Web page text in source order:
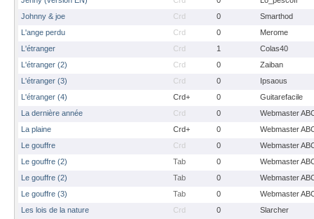
Johnny & joe
Crd 0
Smarthod
L'ange perdu
Crd 0
Merome
L'étranger
Crd 1
Colas40
L'étranger (2)
Crd 0
Zaiban
L'étranger (3)
Crd 0
Ipsaous
L'étranger (4)
Crd+ 0
Guitarefacile
La dernière année
Crd 0
Webmaster
La plaine
Crd+ 0
Webmaster
Le gouffre
Crd 0
Webmaster
Le gouffre (2)
Tab 0
Webmaster
Le gouffre (2)
Tab 0
Webmaster
Le gouffre (3)
Tab 0
Webmaster
Les lois de la nature
Crd 0
Slarcher